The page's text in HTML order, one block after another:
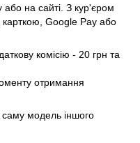
або на сайті. З кур'єром
карткою, Google Pay або
комісію - 20 грн та
отримання
саму модель іншого